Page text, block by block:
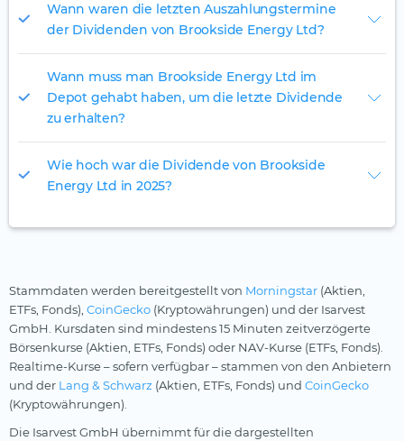
Wann waren die letzten Auszahlungstermine
der Dividenden von Brookside Energy Ltd?
Wann muss man Brookside Energy Ltd im
Depot gehabt haben, um die letzte Dividende
zu erhalten?
Wie hoch war die Dividende von Brookside
Energy Ltd in 2025?
Stammdaten werden bereitgestellt von Morningstar (Aktien,
ETFs, Fonds), CoinGecko (Kryptowährungen) und der Isarvest
GmbH. Kursdaten sind mindestens 15 Minuten zeitverzögerte
Börsenkurse (Aktien, ETFs, Fonds) oder NAV-Kurse (ETFs, Fonds).
Realtime-Kurse – sofern verfügbar – stammen von den Anbietern
und der Lang & Schwarz (Aktien, ETFs, Fonds) und CoinGecko
(Kryptowährungen).
Die Isarvest GmbH übernimmt für die dargestellten